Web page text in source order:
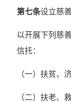
第七条设立慈
以开展下列慈
信托：
（一）扶贫、
（二）扶老、